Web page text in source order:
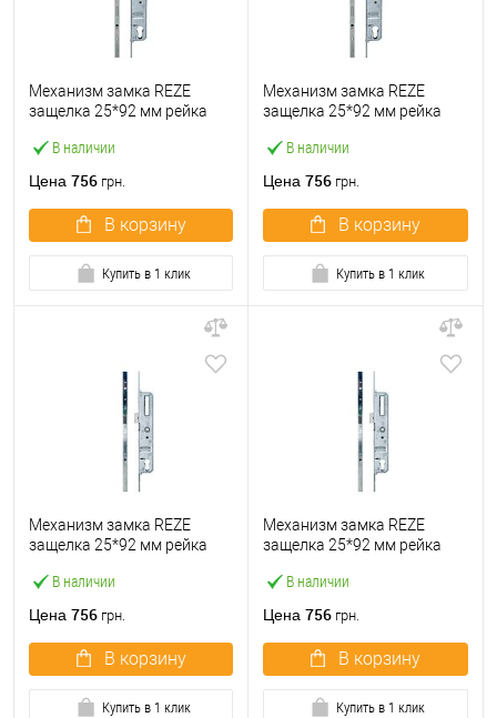
В наличии
Механизм замка REZE
защелка 25*92 мм рейка
Цена 756 грн.
В корзину
Купить в 1 клик
В наличии
Механизм замка REZE
защелка 25*92 мм рейка
Цена 756 грн.
В корзину
Купить в 1 клик
В наличии
Механизм замка REZE
защелка 25*92 мм рейка
Цена 756 грн.
В корзину
Купить в 1 клик
В наличии
Механизм замка REZE
защелка 25*92 мм рейка
Цена 756 грн.
В корзину
Купить в 1 клик